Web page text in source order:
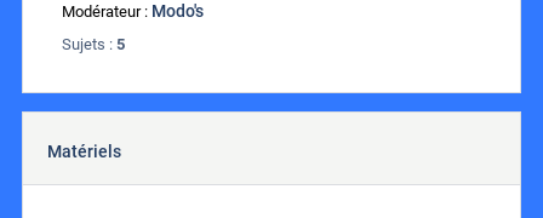
Modérateur : Modo's
Sujets : 5
Matériels